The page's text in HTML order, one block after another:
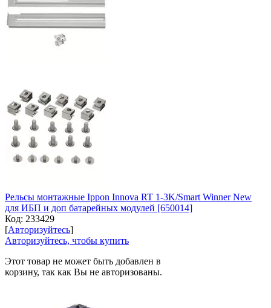
Рельсы монтажные Ippon Innova RT 1-3K/Smart Winner New
для ИБП и доп батарейных модулей [650014]
Код: 233429
[Авторизуйтесь]
Авторизуйтесь, чтобы купить
Этот товар не может быть добавлен в
корзину, так как Вы не авторизованы.